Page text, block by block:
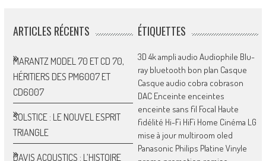
ARTICLES RÉCENTS
MARANTZ MODEL 70 ET CD 70,
HÉRITIERS DES PM6007 ET
CD6007
SOLSTICE : LE NOUVEL ESPRIT
TRIANGLE
DAVIS ACOUSTICS : L’HISTOIRE
ÉTIQUETTES
3D 4kampli audio Audiophile Blu-
ray bluetooth bon plan Casque
Casque audio cobra cobrason
DAC Enceinte enceintes
enceinte sans fil Focal Haute
fidélité Hi-Fi HiFi Home Cinéma LG
mise à jour multiroom oled
Panasonic Philips Platine Vinyle